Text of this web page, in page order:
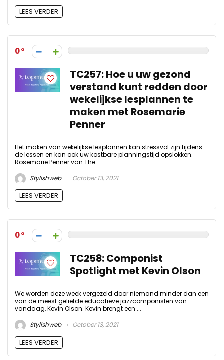
LEES VERDER
0
TC257: Hoe u uw gezond
verstand kunt redden door
wekelijkse lesplannen te
maken met Rosemarie
Penner
Het maken van wekelijkse lesplannen kan stressvol zijn tijdens
de lessen en kan ook uw kostbare planningstijd opslokken.
Rosemarie Penner van The ...
Stylishweb
October 13, 2021
LEES VERDER
0
TC258: Componist
Spotlight met Kevin Olson
We worden deze week vergezeld door niemand minder dan een
van de meest geliefde educatieve jazzcomponisten van
vandaag, Kevin Olson. Kevin brengt een ...
Stylishweb
October 13, 2021
LEES VERDER